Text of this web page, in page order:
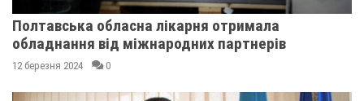
Полтавська обласна лікарня отримала
обладнання від міжнародних партнерів
12 березня 2024 0